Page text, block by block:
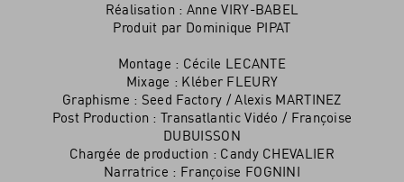
Réalisation : Anne VIRY-BABEL
Produit par Dominique PIPAT
Montage : Cécile LECANTE
Mixage : Kléber FLEURY
Graphisme : Seed Factory / Alexis MARTINEZ
Post Production : Transatlantic Vidéo / Françoise
DUBUISSON
Chargée de production : Candy CHEVALIER
Narratrice : Françoise FOGNINI